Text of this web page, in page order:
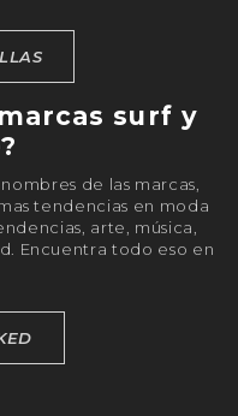
surf y
de las marcas,
tendencias en moda
arte, música,
Encuentra todo eso en